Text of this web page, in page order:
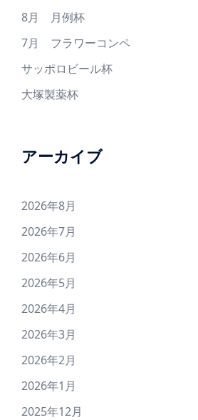
8月 月例杯
7月 フラワーコンペ
サッポロビール杯
大塚製薬杯
アーカイブ
2026年8月
2026年7月
2026年6月
2026年5月
2026年4月
2026年3月
2026年2月
2026年1月
2025年12月